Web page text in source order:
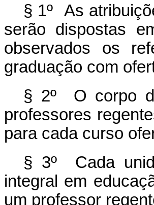
§ 1º As
serão dispostas
observados os
graduação com
§ 2º O corpo
professores
para cada curso
§ 3º Cada
integral em
um professor